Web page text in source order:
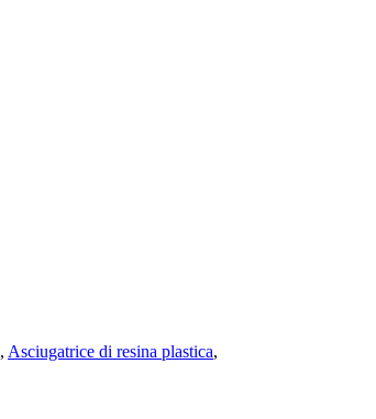
, Asciugatrice di resina plastica,